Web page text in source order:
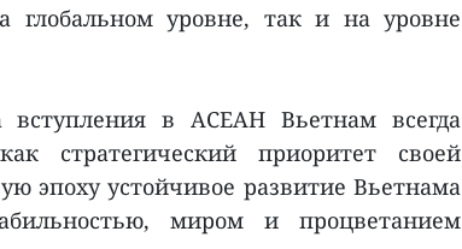
глобальном уровне, так и на уровне
в АСЕАН Вьетнам всегда
стратегический приоритет своей
эпоху устойчивое развитие Вьетнама
миром и процветанием